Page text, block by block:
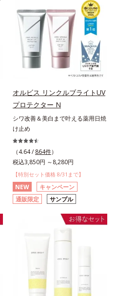
オルビス リンクルブライトUV
プロテクター N
シワ改善＆美白まで叶える薬用日焼
け止め
（4.64 / 864件）
税込3,850円 ～8,280円
【特別セット価格 8/31まで】
NEW
キャンペーン
通販限定
サンプル